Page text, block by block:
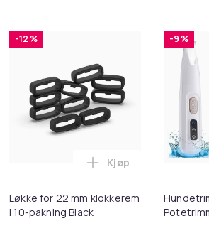
til HDMI-omformer 1080p i
-12 %
Løkke for 22 mm klokkerem
i 10-pakning Black
Legg Løkke for 22
Kjøp
-9 %